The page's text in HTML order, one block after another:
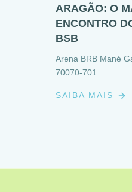
ARAGÃO: O
ENCONTRO
BSB
Arena BRB Mané
70070-701
SAIBA MAIS